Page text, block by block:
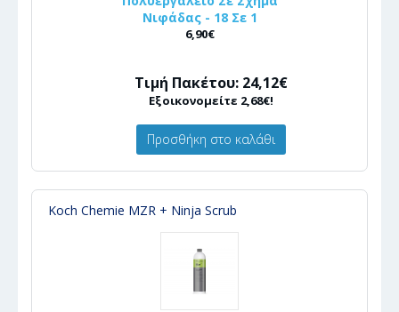
Νιφάδας - 18 Σε 1
6,90€
Τιμή Πακέτου: 24,12€
Εξοικονομείτε 2,68€!
Προσθήκη στο καλάθι
Koch Chemie MZR + Ninja Scrub